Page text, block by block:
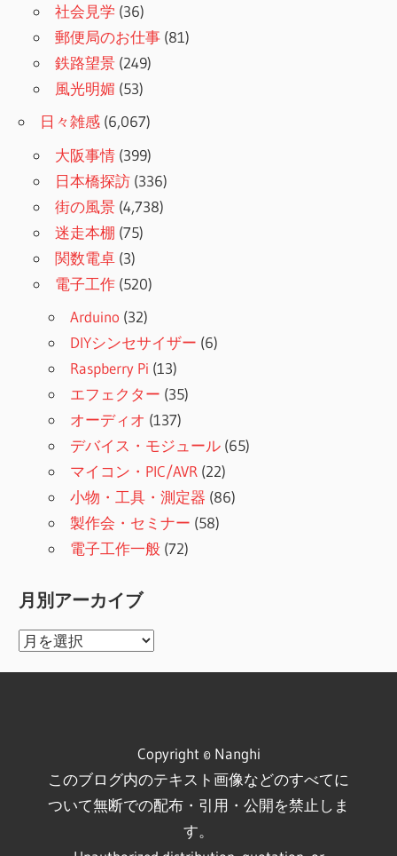
社会見学 (36)
郵便局のお仕事 (81)
鉄路望景 (249)
風光明媚 (53)
日々雑感 (6,067)
大阪事情 (399)
日本橋探訪 (336)
街の風景 (4,738)
迷走本棚 (75)
関数電卓 (3)
電子工作 (520)
Arduino (32)
DIYシンセサイザー (6)
Raspberry Pi (13)
エフェクター (35)
オーディオ (137)
デバイス・モジュール (65)
マイコン・PIC/AVR (22)
小物・工具・測定器 (86)
製作会・セミナー (58)
電子工作一般 (72)
月別アーカイブ
月
Copyright © Nanghi
このブログ内のテキスト画像などのすべてに
ついて無断での配布・引用・公開を禁止しま
す。